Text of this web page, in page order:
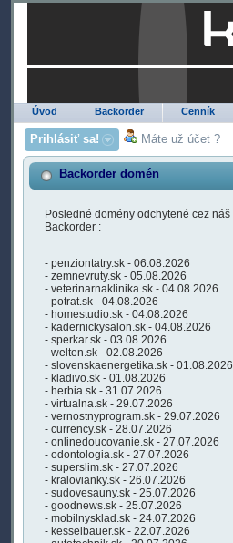
Úvod Backorder Cenník
Prihlásiť sa! Máte už účet ?
Backorder domén
Posledné domény odchytené cez náš
Backorder :
- penziontatry.sk - 06.08.2026
- zemnevruty.sk - 05.08.2026
- veterinarnaklinika.sk - 04.08.2026
- potrat.sk - 04.08.2026
- homestudio.sk - 04.08.2026
- kadernickysalon.sk - 04.08.2026
- sperkar.sk - 03.08.2026
- welten.sk - 02.08.2026
- slovenskaenergetika.sk - 01.08.2026
- kladivo.sk - 01.08.2026
- herbia.sk - 31.07.2026
- virtualna.sk - 29.07.2026
- vernostnyprogram.sk - 29.07.2026
- currency.sk - 28.07.2026
- onlinedoucovanie.sk - 27.07.2026
- odontologia.sk - 27.07.2026
- superslim.sk - 27.07.2026
- kralovianky.sk - 26.07.2026
- sudovesauny.sk - 25.07.2026
- goodnews.sk - 25.07.2026
- mobilnysklad.sk - 24.07.2026
- kesselbauer.sk - 22.07.2026